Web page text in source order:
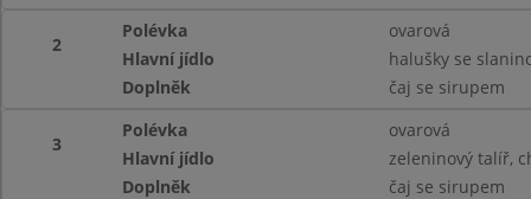
2
Polévka
ovarová
Hlavní jídlo
halušky se
Doplněk
čaj se sirupem
3
Polévka
ovarová
Hlavní jídlo
zeleninový talíř,
Doplněk
čaj se sirupem